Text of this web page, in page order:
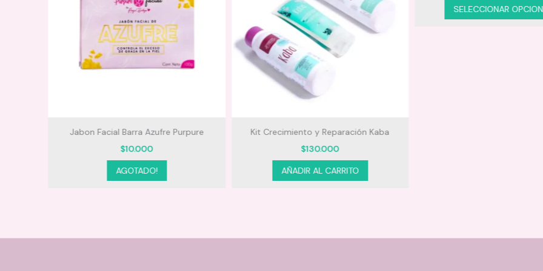
Jabon Facial Barra Azufre Purpure
$10.000
AGOTADO!
Kit Crecimiento y Reparación Kaba
$130.000
AÑADIR AL CARRITO
SELECCIONAR